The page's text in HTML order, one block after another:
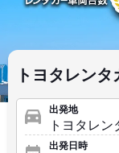
トヨタレン
出発地
出発日時